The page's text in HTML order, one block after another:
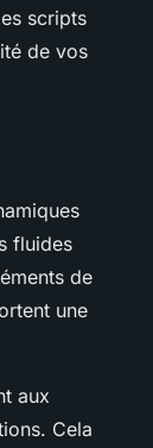
scripts
de vos
fluides
de
une
aux
Cela